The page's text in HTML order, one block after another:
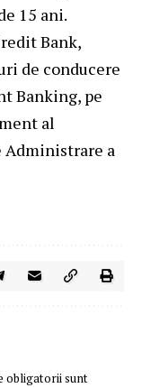
15 ani.
Bank,
de conducere
Banking, pe
al
a
obligatorii sunt